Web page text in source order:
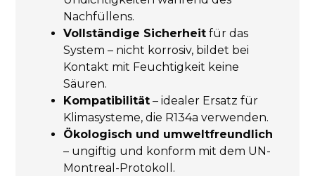
Nachfüllens.
Vollständige Sicherheit für das
System – nicht korrosiv, bildet bei
Kontakt mit Feuchtigkeit keine
Säuren.
Kompatibilität – idealer Ersatz für
Klimasysteme, die R134a verwenden.
Ökologisch und umweltfreundlich
– ungiftig und konform mit dem UN-
Montreal-Protokoll.